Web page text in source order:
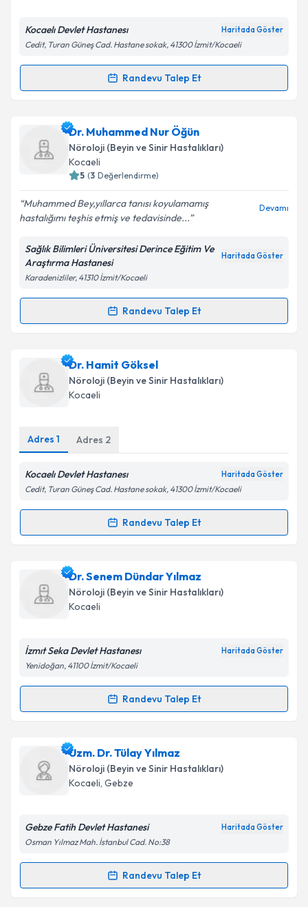
Kişisel verilerimin işlenmesine ilişkin
Metni'ni okudum ve kişisel verilerimin belirtilen
Takvim Talebini Gönder
Kocaelı Devlet Hastanesı Haritada Göster
Cedit, Turan Güneş Cad. Hastane sokak, 41300 İzmit/Kocaeli
Randevu Talep Et
Randevu Takvimi Talebi
Uzm. Dr. Selma Duraksoyiçin randevu takvimi talebi
oluşturun. Size bu uzmandan randevu almanız için bir
takvim hazırlandığında e-posta ile bilgilendireceğiz.
Kişisel verilerimin işlenmesine ilişkin Aydınlatma
Metni'ni okudum ve kişisel verilerimin belirtilen
kapsamda işlenmesini kabul ediyorum.
Takvim Talebini Gönder
Dr. Muhammed Nur Öğün
Nöroloji (Beyin ve Sinir Hastalıkları)
Kocaeli
5 (3 Değerlendirme)
Muhammed Bey,yıllarca tanısı koyulamamış
hastalığımı teşhis etmiş ve tedavisinde...
Devamı
Sağlık Bilimleri Üniversitesi Derince Eğitim Ve
Araştırma Hastanesi
Haritada Göster
Karadenizliler, 41310 İzmit/Kocaeli
Randevu Talep Et
Randevu Takvimi Talebi
Dr. Muhammed Nur Öğün
oluşturun. Size bu uzmandan randevu almanız için bir
takvim hazırlandığında e-posta ile bilgilendireceğiz.
Kişisel verilerimin işlenmesine ilişkinAydınlatma
kapsamda işlenmesini kabul ediyorum.
Dr. Hamit Göksel
Nöroloji (Beyin ve Sinir Hastalıkları)
Kocaeli
Adres 1 Adres 2
Kocaelı Devlet Hastanesı Haritada Göster
Cedit, Turan Güneş Cad. Hastane sokak, 41300 İzmit/Kocaeli
Randevu Talep Et
Randevu Takvimi Talebi
Dr. Hamit Gökseliçin randevu takvimi talebi
oluşturun. Size bu uzmandan randevu almanız için bir
takvim hazırlandığında e-posta ile bilgilendireceğiz.
Kişisel verilerimin işlenmesine ilişkin
Metni'ni okudum ve kişisel verilerimin belirtilen
Takvim Talebini Gönder
Dr. Senem Dündar Yılmaz
Nöroloji (Beyin ve Sinir Hastalıkları)
Kocaeli
İzmıt Seka Devlet Hastanesı Haritada Göster
Yenidoğan, 41100 İzmit/Kocaeli
Randevu Talep Et
Randevu Takvimi Talebi
Dr. Senem Dündar Yılmaziçin randevu takvimi
talebi oluşturun. Size bu uzmandan randevu almanız
için bir takvim hazırlandığında e-posta ile
Kişisel verilerimin işlenmesine ilişkinAydınlatma
Uzm. Dr. Tülay Yılmaz
Nöroloji (Beyin ve Sinir Hastalıkları)
Kocaeli, Gebze
Gebze Fatih Devlet Hastanesi Haritada Göster
Osman Yılmaz Mah. İstanbul Cad. No:38
Randevu Talep Et
Randevu Takvimi Talebi